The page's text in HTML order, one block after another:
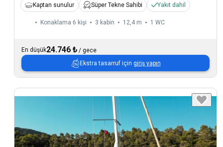
Kaptan sunulur Süper Tekne Sahibi Yakıt dahil
Konaklama 6 kişi 3 kabin 12,4 m 1 WC
En düşük24.746 ₺ / gece
Ekstra tasarruf için giriş yapın